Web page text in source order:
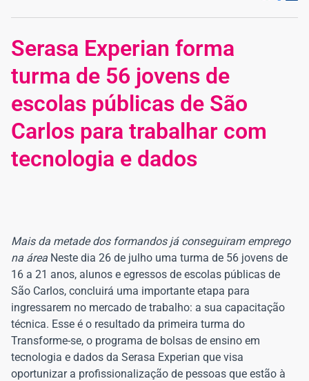
Serasa Experian forma
turma de 56 jovens de
escolas públicas de São
Carlos para trabalhar com
tecnologia e dados
Mais da metade dos formandos já conseguiram emprego
na área Neste dia 26 de julho uma turma de 56 jovens de
16 a 21 anos, alunos e egressos de escolas públicas de
São Carlos, concluirá uma importante etapa para
ingressarem no mercado de trabalho: a sua capacitação
técnica. Esse é o resultado da primeira turma do
Transforme-se, o programa de bolsas de ensino em
tecnologia e dados da Serasa Experian que visa
oportunizar a profissionalização de pessoas que estão à